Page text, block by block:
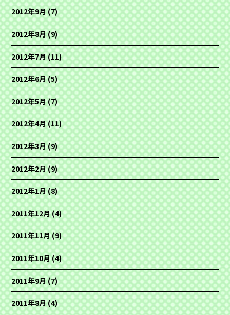
2012年9月(7)
2012年8月(9)
2012年7月(11)
2012年6月(5)
2012年5月(7)
2012年4月(11)
2012年3月(9)
2012年2月(9)
2012年1月(8)
2011年12月(4)
2011年11月(9)
2011年10月(4)
2011年9月(7)
2011年8月(4)